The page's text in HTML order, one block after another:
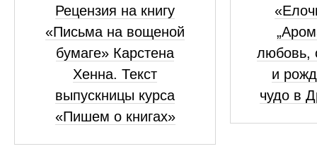
Рецензия на книгу
«Письма на вощеной
бумаге» Карстена
Хенна. Текст
выпускницы курса
«Пишем о книгах»
любовь,
и
чудо в